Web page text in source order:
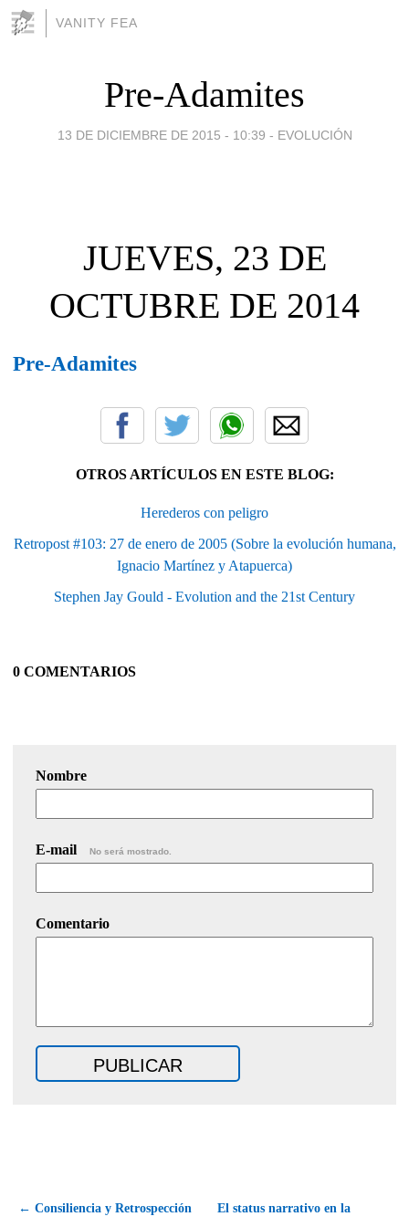
VANITY FEA
Pre-Adamites
13 DE DICIEMBRE DE 2015 - 10:39 - EVOLUCIÓN
JUEVES, 23 DE
OCTUBRE DE 2014
Pre-Adamites
OTROS ARTÍCULOS EN ESTE BLOG:
Herederos con peligro
Retropost #103: 27 de enero de 2005 (Sobre la evolución humana,
Ignacio Martínez y Atapuerca)
Stephen Jay Gould - Evolution and the 21st Century
0 COMENTARIOS
Nombre
E-mail No será mostrado.
Comentario
← Consiliencia y Retrospección
El status narrativo en la